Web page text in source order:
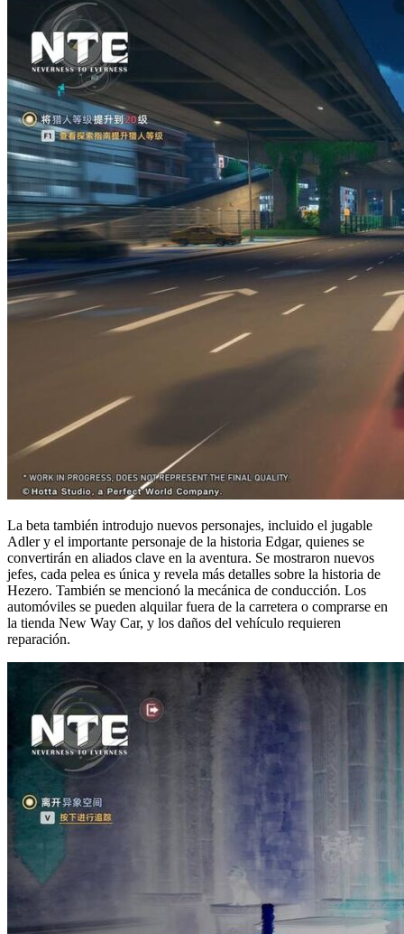
La beta también introdujo nuevos personajes, incluido el jugable
Adler y el importante personaje de la historia Edgar, quienes se
convertirán en aliados clave en la aventura. Se mostraron nuevos
jefes, cada pelea es única y revela más detalles sobre la historia de
Hezero. También se mencionó la mecánica de conducción. Los
automóviles se pueden alquilar fuera de la carretera o comprarse en
la tienda New Way Car, y los daños del vehículo requieren
reparación.